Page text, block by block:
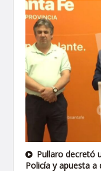
Pullaro decretó
Policía y apuesta